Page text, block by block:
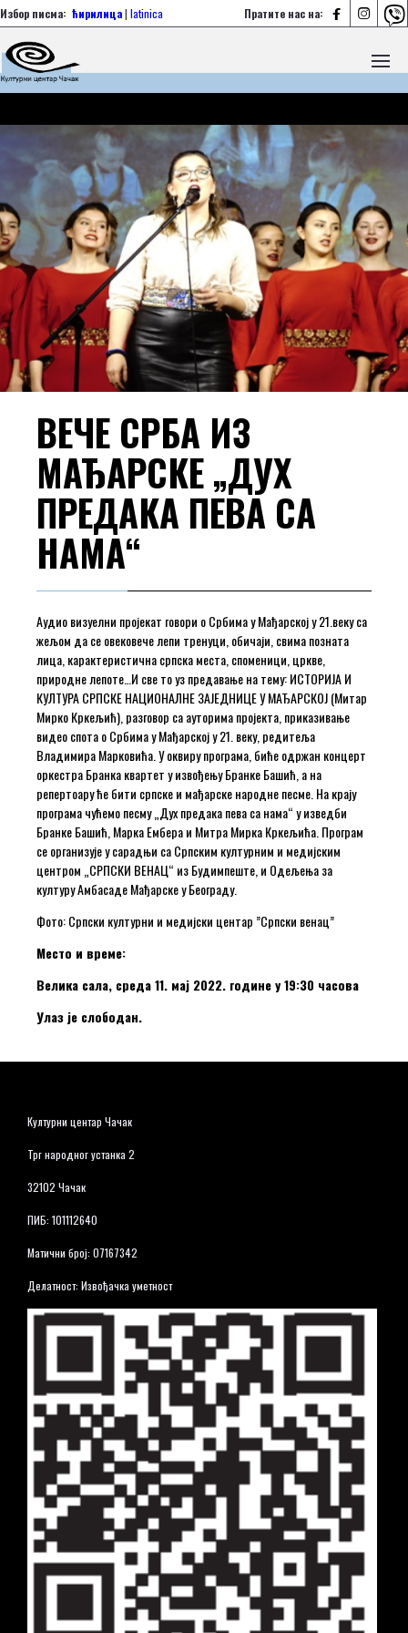
Пратите нас на:   
Избор писма: ћирилица| latinica
ВЕЧЕ СРБА ИЗ
МАЂАРСКЕ „ДУХ
ПРЕДАКА ПЕВА СА
НАМА“
Аудио визуелни пројекат говори о Србима у Мађарској у 21.веку са
жељом да се овековече лепи тренуци, обичаји, свима позната
лица, карактеристична српска места, споменици, цркве,
природне лепоте…И све то уз предавање на тему: ИСТОРИЈА И
КУЛТУРА СРПСКЕ НАЦИОНАЛНЕ ЗАЈЕДНИЦЕ У МАЂАРСКОЈ (Митар
Мирко Кркељић), разговор са ауторима пројекта, приказивање
видео спота о Србима у Мађарској у 21. веку, редитеља
Владимира Марковића. У оквиру програма, биће одржан концерт
оркестра Бранка квартет у извођењу Бранке Башић, а на
репертоару ће бити српске и мађарске народне песме. На крају
програма чућемо песму „Дух предака пева са нама“ у изведби
Бранке Башић, Марка Ембера и Митра Мирка Кркељића. Програм
се организује у сарадњи са Српским културним и медијским
центром „СРПСКИ ВЕНАЦ“ из Будимпеште, и Одељења за
културу Амбасаде Мађарске у Београду.
Фото: Српски културни и медијски центар ”Српски венац”
Место и време:
Велика сала, среда 11. мај 2022. године у 19:30 часова
Улаз је слободан.
Културни центар Чачак
Трг народног устанка 2
32102 Чачак
ПИБ: 101112640
Матични број: 07167342
Делатност: Извођачка уметност